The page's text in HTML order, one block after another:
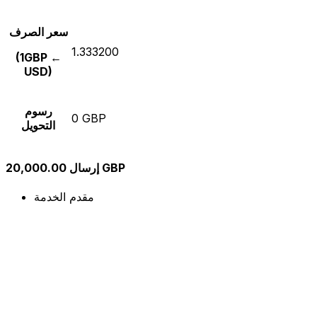
سعر الصرف
(1GBP ←
USD)
1.333200
رسوم
التحويل
0 GBP
إرسال 20,000.00 GBP
مقدم الخدمة